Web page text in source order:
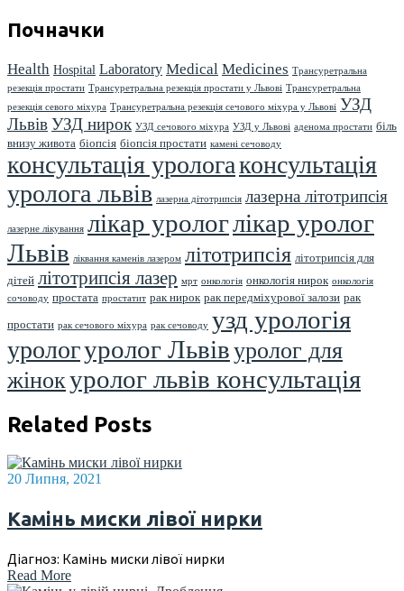
Почначки
Health Hospital Laboratory Medical Medicines Трансуретральна
резекція простати Трансуретральна резекція простати у Львові Трансуретральна
резекція севого міхура Трансуретральна резекція сечового міхура у Львові УЗД
ЛьвівУЗД нирок УЗД сечового міхура УЗД у Львові аденома простати біль
внизу живота біопсія біопсія простати камені сечоводу
консультація урологаконсультація
уролога львів лазерна дітотрипсія лазерна літотрипсія
лазерне лікування лікар урологлікар уролог
Львів ліквання каменів лазером літотрипсія літотрипсія для
дітей літотрипсія лазер мрт онкологія онкологія нирок онкологія
сочоводу простата простатит рак нирок рак передміхурової залози рак
простати рак сечового міхура рак сечоводу узд урологія
урологуролог Львівуролог для
жінокуролог львів консультація
Related Posts
20 Липня, 2021
Камінь миски лівої нирки
Діагноз: Камінь миски лівої нирки
Read More